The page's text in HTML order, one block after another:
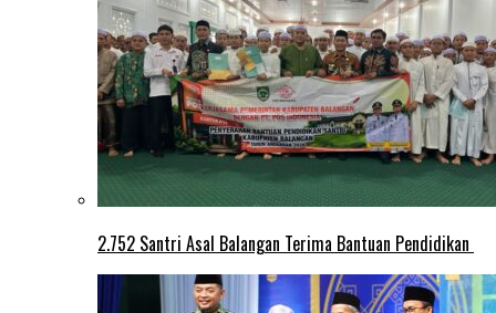
2.752 Santri Asal Balangan Terima Bantuan Pendidikan